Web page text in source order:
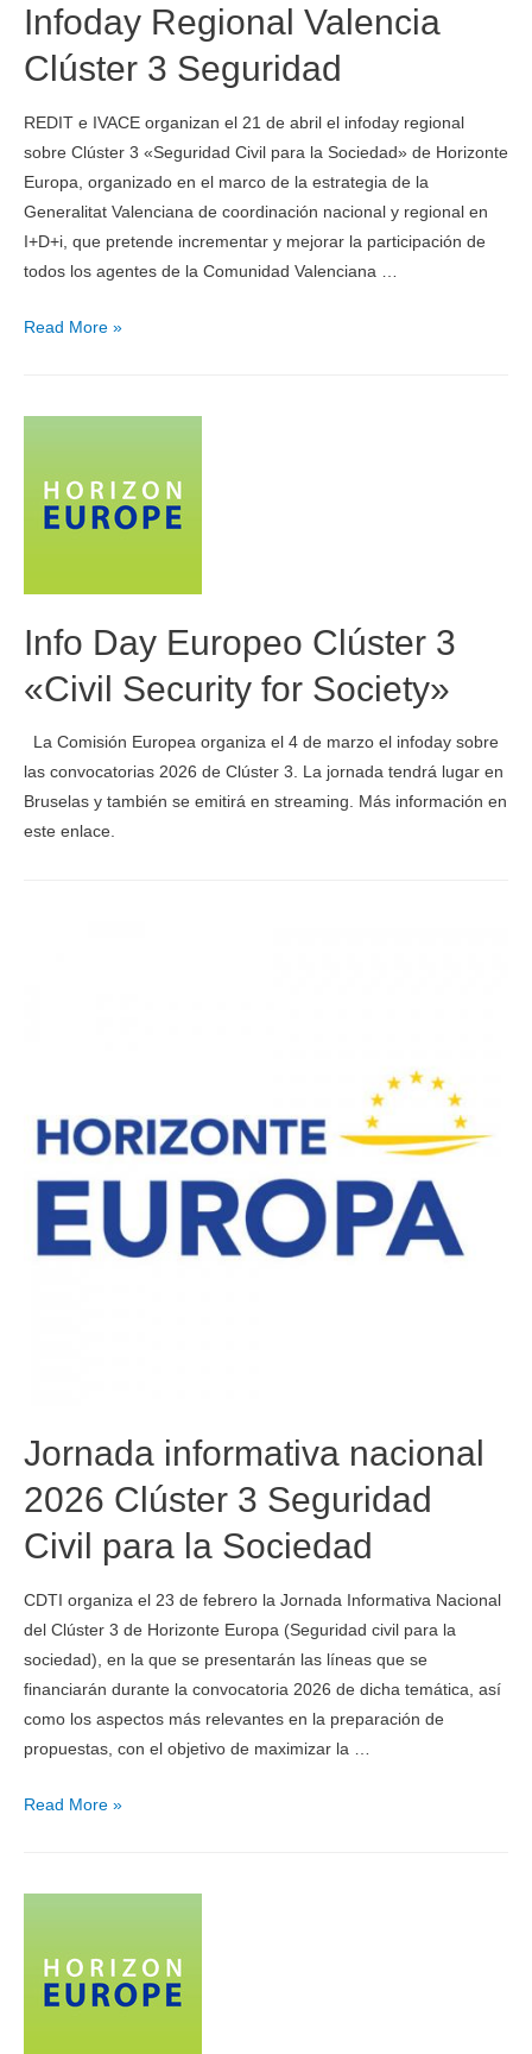
Infoday Regional Valencia
Clúster 3 Seguridad
REDIT e IVACE organizan el 21 de abril el infoday regional
sobre Clúster 3 «Seguridad Civil para la Sociedad» de Horizonte
Europa, organizado en el marco de la estrategia de la
Generalitat Valenciana de coordinación nacional y regional en
I+D+i, que pretende incrementar y mejorar la participación de
todos los agentes de la Comunidad Valenciana …
Read More »
Info Day Europeo Clúster 3
«Civil Security for Society»
La Comisión Europea organiza el 4 de marzo el infoday sobre
las convocatorias 2026 de Clúster 3. La jornada tendrá lugar en
Bruselas y también se emitirá en streaming. Más información en
este enlace.
Jornada informativa nacional
2026 Clúster 3 Seguridad
Civil para la Sociedad
CDTI organiza el 23 de febrero la Jornada Informativa Nacional
del Clúster 3 de Horizonte Europa (Seguridad civil para la
sociedad), en la que se presentarán las líneas que se
financiarán durante la convocatoria 2026 de dicha temática, así
como los aspectos más relevantes en la preparación de
propuestas, con el objetivo de maximizar la …
Read More »